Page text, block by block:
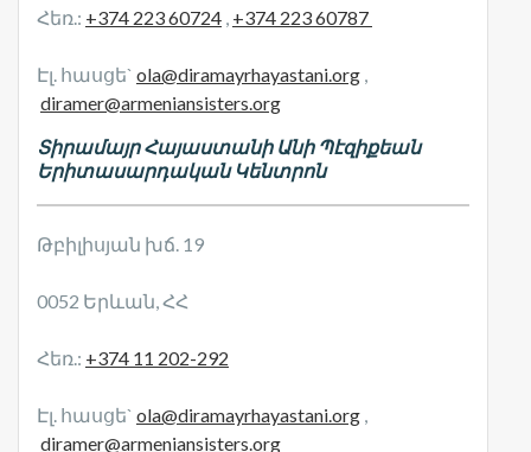
Հեռ.: +374 223 60724 +374 223 60787
Էլ. հասցե` ola@diramayrhayastani.org
diramer@armeniansisters.org
Տիրամայր Հայաստանի Անի Պէզիքեան
Երիտասարդական Կենտրոն
Թբիլիսյան խճ. 19
0052 Երևան, ՀՀ
Հեռ.: +374 11 202-292
Էլ. հասցե` ola@diramayrhayastani.org
diramer@armeniansisters.org